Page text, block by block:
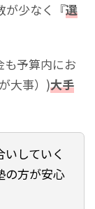
が少なく『選
も予算内にお
大事）)大手
していく
の方が安心